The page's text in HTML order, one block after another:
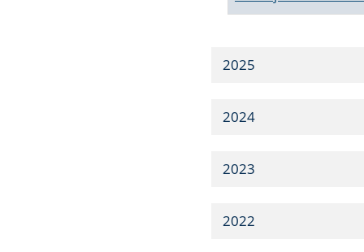
2025
2024
2023
2022